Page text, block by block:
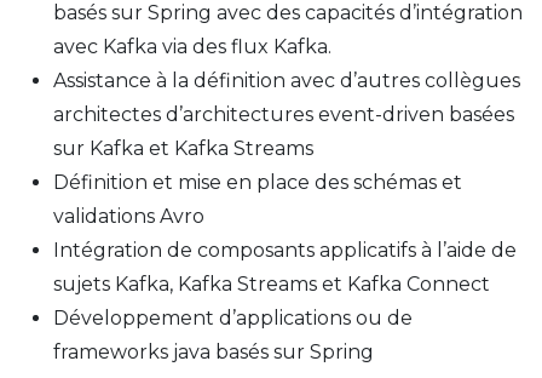
basés sur Spring avec des capacités d’intégration
avec Kafka via des flux Kafka.
Assistance à la définition avec d’autres collègues
architectes d’architectures event-driven basées
sur Kafka et Kafka Streams
Définition et mise en place des schémas et
validations Avro
Intégration de composants applicatifs à l’aide de
sujets Kafka, Kafka Streams et Kafka Connect
Développement d’applications ou de
frameworks java basés sur Spring